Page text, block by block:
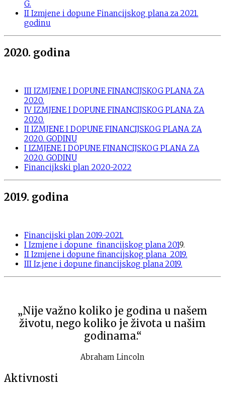
G.
II Izmjene i dopune Financijskog plana za 2021.
godinu
2020. godina
III IZMJENE I DOPUNE FINANCIJSKOG PLANA ZA
2020.
IV IZMJENE I DOPUNE FINANCIJSKOG PLANA ZA
2020.
II IZMJENE I DOPUNE FINANCIJSKOG PLANA ZA
2020. GODINU
I IZMJENE I DOPUNE FINANCIJSKOG PLANA ZA
2020. GODINU
Financijkski plan 2020-2022
2019. godina
Financijski plan 2019.-2021.
I Izmjene i dopune financijskog plana 2019.
II Izmjene i dopune financijskog plana 2019.
III Iz,jene i dopune financijskog plana 2019.
„Nije važno koliko je godina u našem
životu, nego koliko je života u našim
godinama.“
Abraham Lincoln
Aktivnosti